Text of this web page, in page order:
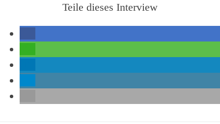
Teile dieses Interview